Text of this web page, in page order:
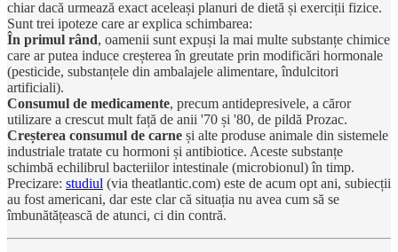
chiar dacă urmează exact aceleași planuri de dietă și exerciții fizice.
Sunt trei ipoteze care ar explica schimbarea:
În primul rând, oamenii sunt expuși la mai multe substanțe chimice
care ar putea induce creșterea în greutate prin modificări hormonale
(pesticide, substanțele din ambalajele alimentare, îndulcitori
artificiali).
Consumul de medicamente, precum antidepresivele, a căror
utilizare a crescut mult față de anii '70 și '80, de pildă Prozac.
Creșterea consumul de carne și alte produse animale din sistemele
industriale tratate cu hormoni și antibiotice. Aceste substanțe
schimbă echilibrul bacteriilor intestinale (microbionul) în timp.
Precizare: studiul (via theatlantic.com) este de acum opt ani, subiecții
au fost americani, dar este clar că situația nu avea cum să se
îmbunătățească de atunci, ci din contră.